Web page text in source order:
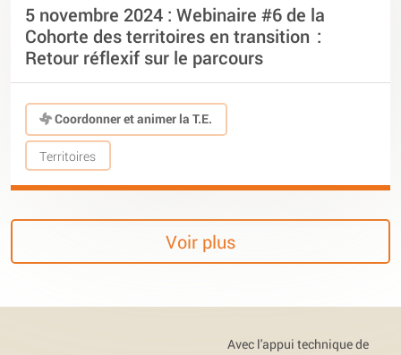
5 novembre 2024 : Webinaire #6 de la
Cohorte des territoires en transition :
Retour réflexif sur le parcours
Coordonner et animer la T.E.
Territoires
Voir plus
Avec l'appui technique de